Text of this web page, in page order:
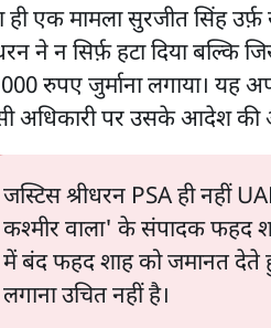
ही एक मामला सुरजीत सिंह
ने न सिर्फ़ हटा दिया बल्कि
रुपए जुर्माना लगाया। यह
अधिकारी पर उसके आदेश की
जस्टिस श्रीधरन PSA ही नहीं
कश्मीर वाला' के संपादक फहद
में बंद फहद शाह को जमानत
लगाना उचित नहीं है।